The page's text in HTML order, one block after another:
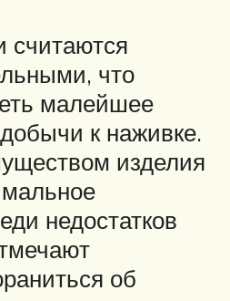
считаются
что
малейшее
к наживке.
изделия
недостатков
об